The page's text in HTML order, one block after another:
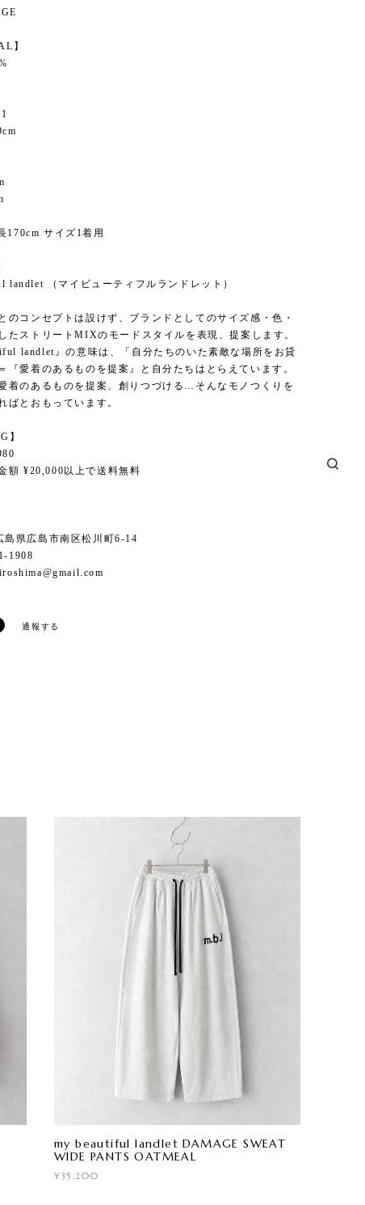
】
170cm サイズ1着用
landlet （マイビューティフルランドレット）
のコンセプトは設けず、ブランドとしてのサイズ感・色・
たストリートMIXのモードスタイルを表現、提案します。
landlet』の意味は、「自分たちのいた素敵な場所をお貸
『愛着のあるものを提案』と自分たちはとらえています。
着のあるものを提案、創りつづける…そんなモノつくりを
ばとおもっています。
】
額 ¥20,000以上で送料無料
島県広島市南区松川町6-14
1908
通報する
my beautiful landlet DAMAGE SWEAT
WIDE PANTS OATMEAL
¥35,200